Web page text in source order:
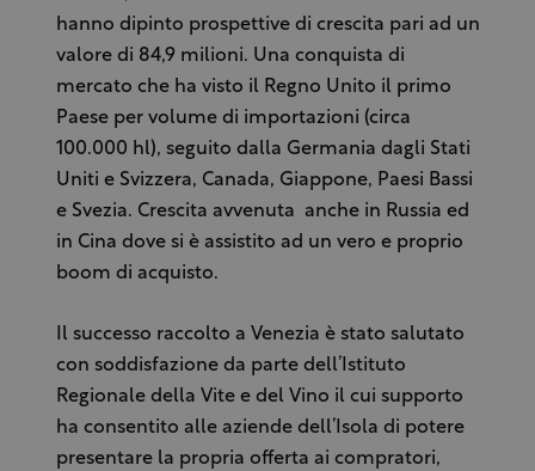
hanno dipinto prospettive di crescita pari ad un
valore di 84,9 milioni. Una conquista di
mercato che ha visto il Regno Unito il primo
Paese per volume di importazioni (circa
100.000 hl), seguito dalla Germania dagli Stati
Uniti e Svizzera, Canada, Giappone, Paesi Bassi
e Svezia. Crescita avvenuta anche in Russia ed
in Cina dove si è assistito ad un vero e proprio
boom di acquisto.
Il successo raccolto a Venezia è stato salutato
con soddisfazione da parte dell’Istituto
Regionale della Vite e del Vino il cui supporto
ha consentito alle aziende dell’Isola di potere
presentare la propria offerta ai compratori,